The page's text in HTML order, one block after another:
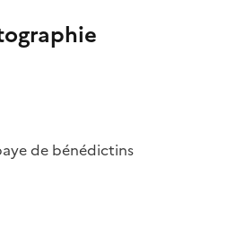
de bénédictins